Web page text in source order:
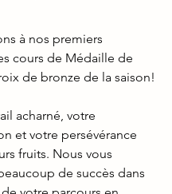
à nos premiers
cours de Médaille de
de bronze de la saison!
acharné, votre
et votre persévérance
fruits. Nous vous
de succès dans